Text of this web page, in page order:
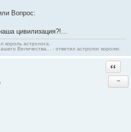
Вопрос:
цивилизация?!...
король астролога.
Величества... - ответил астролог королю.
−